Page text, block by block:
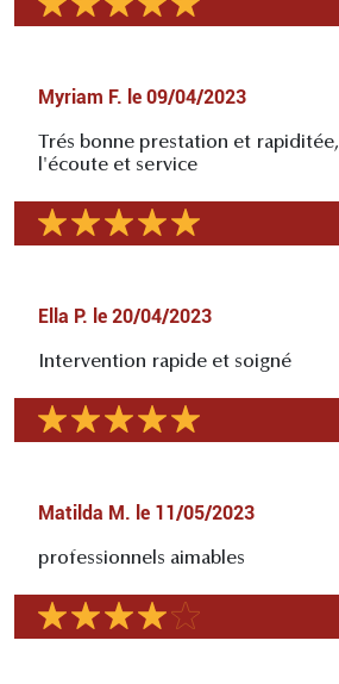
Myriam F. le 09/04/2023
Trés bonne prestation et rapiditée,
l'écoute et service
Ella P. le 20/04/2023
Intervention rapide et soigné
Matilda M. le 11/05/2023
professionnels aimables